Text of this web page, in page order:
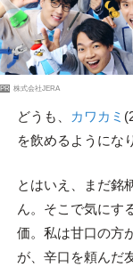
PR 株式会社JERA
どうも、 カワカミ
を飲めるようにな
とはいえ、まだ銘
ん。そこで気にす
価。私は甘口の方
が、辛口を頼ん